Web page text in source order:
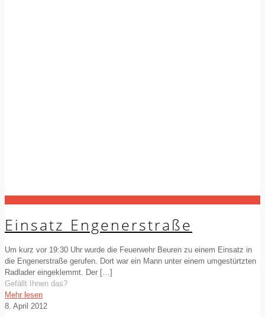
Einsatz Engenerstraße
Um kurz vor 19:30 Uhr wurde die Feuerwehr Beuren zu einem Einsatz in
die Engenerstraße gerufen. Dort war ein Mann unter einem umgestürtzten
Radlader eingeklemmt. Der […]
Gefällt Ihnen das?
Mehr lesen
8. April 2012